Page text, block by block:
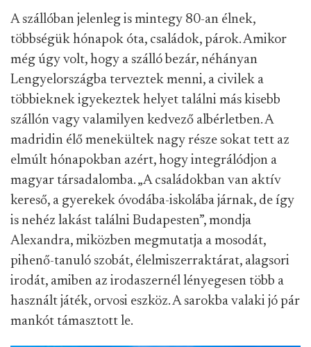
A szállóban jelenleg is mintegy 80-an élnek,
többségük hónapok óta, családok, párok. Amikor
még úgy volt, hogy a szálló bezár, néhányan
Lengyelországba terveztek menni, a civilek a
többieknek igyekeztek helyet találni más kisebb
szállón vagy valamilyen kedvező albérletben. A
madridin élő menekültek nagy része sokat tett az
elmúlt hónapokban azért, hogy integrálódjon a
magyar társadalomba. „A családokban van aktív
kereső, a gyerekek óvodába-iskolába járnak, de így
is nehéz lakást találni Budapesten”, mondja
Alexandra, miközben megmutatja a mosodát,
pihenő-tanuló szobát, élelmiszerraktárat, alagsori
irodát, amiben az irodaszernél lényegesen több a
használt játék, orvosi eszköz. A sarokba valaki jó pár
mankót támasztott le.